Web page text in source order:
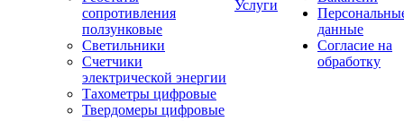
сопротивления
ползунковые
Светильники
Счетчики
электрической энергии
Тахометры цифровые
Твердомеры цифровые
Услуги
данные
Согласие на
обработку